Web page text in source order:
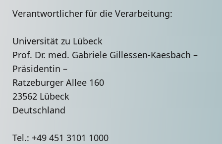
Verantwortlicher für die Verarbeitung:
Universität zu Lübeck
Prof. Dr. med. Gabriele Gillessen-Kaesbach –
Präsidentin –
Ratzeburger Allee 160
23562 Lübeck
Deutschland
Tel.: +49 451 3101 1000